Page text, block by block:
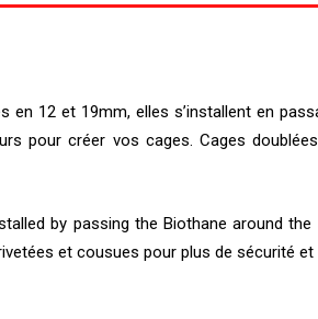
en 12 et 19mm, elles s’installent en
pour créer vos cages. Cages
by passing the Biothane around the
et cousues pour plus de sécurité